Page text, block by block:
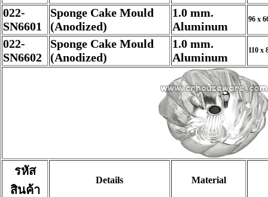
022-
SN6601
Sponge Cake Mould
(Anodized)
1.0 mm.
Aluminum
96 x
022-
SN6602
Sponge Cake Mould
(Anodized)
1.0 mm.
Aluminum
110 x
รหัส
สินค้า
Details Material